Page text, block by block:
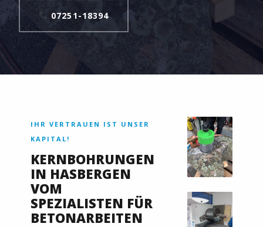
07251-18394
IHR VERTRAUEN IST UNSER
KAPITAL!
KERNBOHRUNGEN
IN HASBERGEN
VOM
SPEZIALISTEN FÜR
BETONARBEITEN